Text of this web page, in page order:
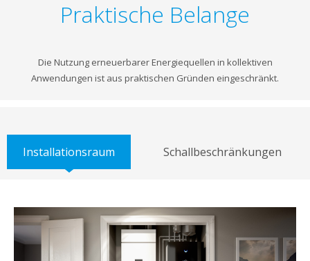
Praktische Belange
Die Nutzung erneuerbarer Energiequellen in kollektiven
Anwendungen ist aus praktischen Gründen eingeschränkt.
Installationsraum Schallbeschränkungen